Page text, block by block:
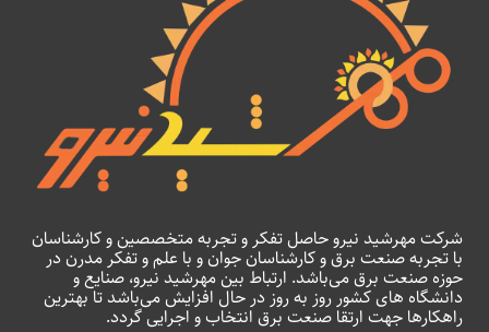
شرکت مهرشید نیرو حاصل تفکر و تجربه متخصصین و کارشناسان
با تجربه صنعت برق و کارشناسان جوان و با علم و تفکر مدرن در
حوزه صنعت برق می‌باشد. ارتباط بین مهرشید نیرو، صنایع و
دانشگاه های کشور روز به روز در حال افزایش می‌باشد تا بهترین
راهکارها جهت ارتقا صنعت برق انتخاب و اجرایی گردد.